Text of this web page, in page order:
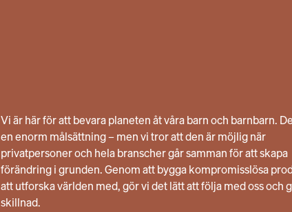
Vi är här för att bevara planeten åt våra barn och barnbarn.
en enorm målsättning – men vi tror att den är möjlig när
privatpersoner och hela branscher går samman för att skapa
förändring i grunden. Genom att bygga kompromisslösa
att utforska världen med, gör vi det lätt att följa med oss och
skillnad.